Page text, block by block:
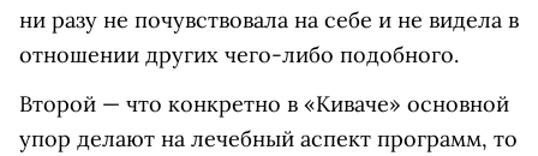
ни разу не почувствовала на себе и не видела в
отношении других чего-либо подобного.
Второй — что конкретно в «Киваче» основной
упор делают на лечебный аспект программ, то